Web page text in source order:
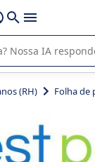
com
no uso ou na
(RH) Folha de